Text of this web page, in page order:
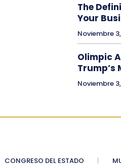
The
Your
Noviembre
Olimpic
Trump’s
Noviembre
CONGRESO DEL ESTADO